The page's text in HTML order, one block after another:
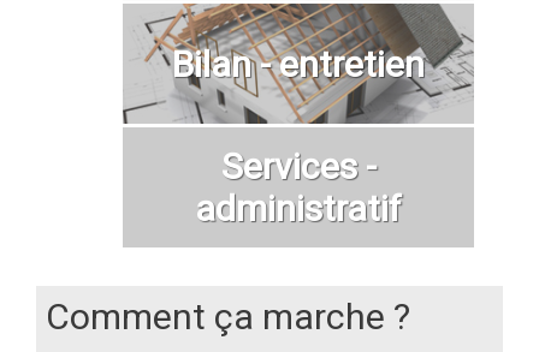
Bilan - entretien
Services -
administratif
Comment ça marche ?